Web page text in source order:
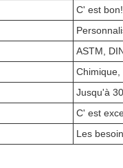
C' est bon!
ASTM,
Chimique,
Jusqu'à
C' est
Les